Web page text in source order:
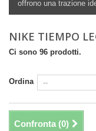
offrono una trazione
NIKE TIEMPO
Ci sono 96 prodotti.
Ordina
Confronta (0)